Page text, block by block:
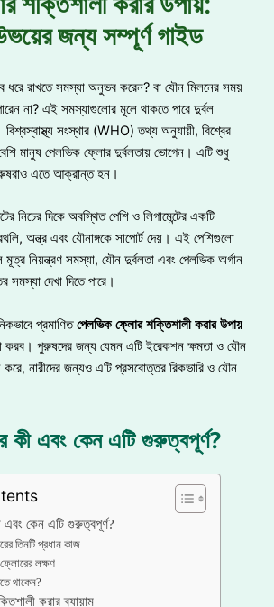
জন্য সম্পূর্ণ গাইড
ধরে রাখতে সমস্যা অনুভব করেন? বা যৌন মিলনের সময়
না? এই সমস্যাগুলোর মূলে থাকতে পারে দুর্বল
সংস্থার (WHO) তথ্য অনুযায়ী, বিশ্বের
মানুষ পেলভিক ফ্লোর দুর্বলতায় ভোগেন। এটি শুধু
এতে আক্রান্ত হন।
নিচের দিকে অবস্থিত পেশি ও লিগামেন্টের একটি
অন্ত্র এবং যৌনাঙ্গকে সাপোর্ট দেয়। এই পেশিগুলো
নিয়ন্ত্রণ সমস্যা, যৌন দুর্বলতা এবং পেলভিক অর্গান
দেখা দিতে পারে।
প্রমাণিতপেলভিক ফ্লোর শক্তিশালী করার উপায়
করব। পুরুষদের জন্য যেমন এটি ইরেকশন ক্ষমতা ও যৌন
করে, নারীদের জন্যও এটি প্রসবোত্তর রিকভারি ও যৌন
কী এবং কেন এটি গুরুত্বপূর্ণ?
কেন এটি গুরুত্বপূর্ণ?
তিনটি প্রধান কাজ
লক্ষণ
থাকেন?
করার ব্যায়াম